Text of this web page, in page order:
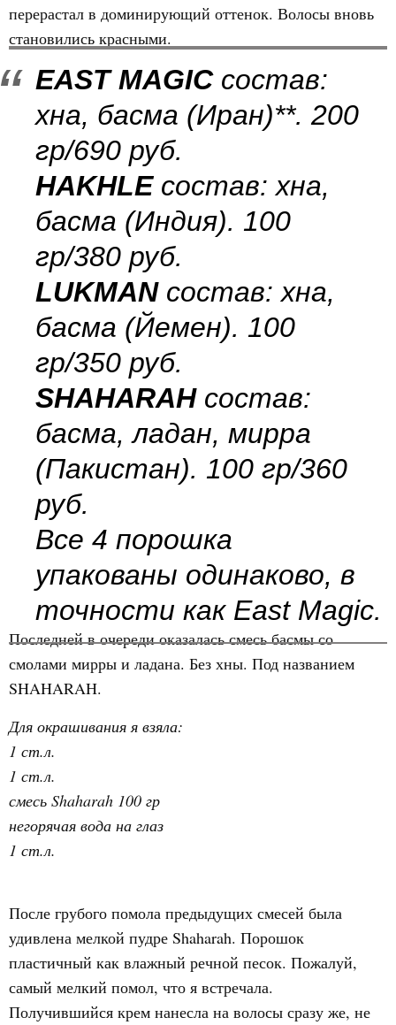
перерастал в доминирующий оттенок. Волосы вновь
становились красными.
EAST MAGIC состав:
хна, басма (Иран)**. 200
гр/690 руб.
HAKHLE состав: хна,
басма (Индия). 100
гр/380 руб.
LUKMAN состав: хна,
басма (Йемен). 100
гр/350 руб.
SHAHARAH состав:
басма, ладан, мирра
(Пакистан). 100 гр/360
руб.
Все 4 порошка
упакованы одинаково, в
точности как East Magic.
Последней в очереди оказалась смесь басмы со
смолами мирры и ладана. Без хны. Под названием
SHAHARAH.
Для окрашивания я взяла:
1 ст.л.
1 ст.л.
смесь Shaharah 100 гр
негорячая вода на глаз
1 ст.л.
После грубого помола предыдущих смесей была
удивлена мелкой пудре Shaharah. Порошок
пластичный как влажный речной песок. Пожалуй,
самый мелкий помол, что я встречала.
Получившийся крем нанесла на волосы сразу же, не